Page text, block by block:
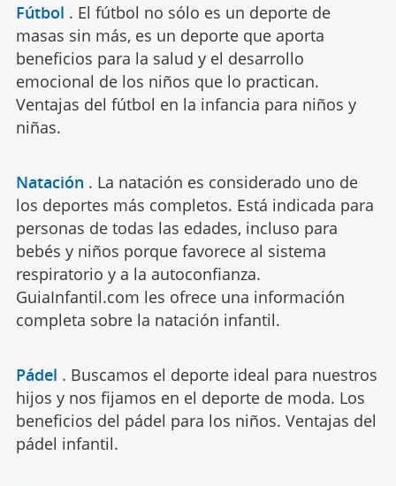
Fútbol . El fútbol no sólo es un deporte de
masas sin más, es un deporte que aporta
beneficios para la salud y el desarrollo
emocional de los niños que lo practican.
Ventajas del fútbol en la infancia para niños y
niñas.
Natación . La natación es considerado uno de
los deportes más completos. Está indicada para
personas de todas las edades, incluso para
bebés y niños porque favorece al sistema
respiratorio y a la autoconfianza.
GuiaInfantil.com les ofrece una información
completa sobre la natación infantil.
Pádel . Buscamos el deporte ideal para nuestros
hijos y nos fijamos en el deporte de moda. Los
beneficios del pádel para los niños. Ventajas del
pádel infantil.